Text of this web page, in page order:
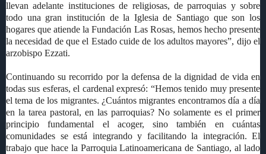
llevan adelante instituciones de religiosas, de parroquias y sobre
todo una gran institución de la Iglesia de Santiago que son los
hogares que atiende la Fundación Las Rosas, hemos hecho presente
la necesidad de que el Estado cuide de los adultos mayores”, dijo el
arzobispo Ezzati.
Continuando su recorrido por la defensa de la dignidad de vida en
todas sus esferas, el cardenal expresó: “Hemos tenido muy presente
el tema de los migrantes. ¿Cuántos migrantes encontramos día a día
en la tarea pastoral, en las parroquias? No solamente es el primer
principio fundamental el acoger, sino también en cuántas
comunidades se está integrando y facilitando la integración. El
trabajo que hace la Parroquia Latinoamericana de Santiago, al lado